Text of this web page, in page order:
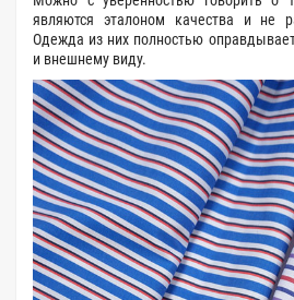
являются эталоном качества и не
Одежда из них полностью оправдывает
и внешнему виду.